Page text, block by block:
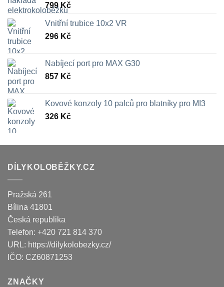
799Kč
Vnitřní trubice 10x2 VR
296 Kč
Nabíjecí port pro MAX G30
857 Kč
Kovové konzoly 10 palců pro blatníky pro MI3
326 Kč
DÍLYKOLOBĚŽKY.CZ
Pražská 261
Bílina 41801
Česká republika
Telefon: +420 721 814 370
URL: https://dilykolobezky.cz/
IČO: CZ60871253
ZNAČKY